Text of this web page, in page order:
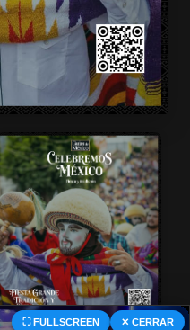
⛶ FULLSCREEN ✕ CERRAR